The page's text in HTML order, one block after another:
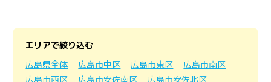
エリアで絞り込む
広島県全体
広島市中区 広島市東区
広島市南区
広島市西区
広島市安佐南区
広島市安佐北区